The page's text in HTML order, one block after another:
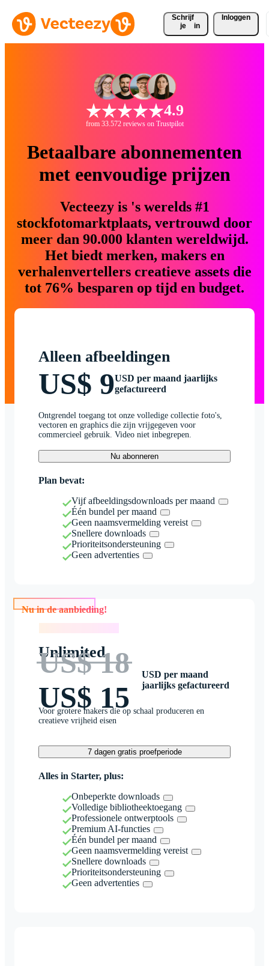
Schrijf
je
in
Inloggen
4.9
from 33.572 reviews on Trustpilot
Betaalbare abonnementen
met eenvoudige prijzen
Vecteezy is 's werelds #1
stockfotomarktplaats, vertrouwd door
meer dan 90.000 klanten wereldwijd.
Het biedt merken, makers en
verhalenvertellers creatieve assets die
tot 76% besparen op tijd en budget.
Alleen afbeeldingen
US$ 9USD per maand jaarlijks
gefactureerd
Ontgrendel toegang tot onze volledige collectie foto's,
vectoren en graphics die zijn vrijgegeven voor
commercieel gebruik. Video niet inbegrepen.
Nu abonneren
Plan bevat:
Vijf afbeeldingsdownloads per maand
Één bundel per maand
Geen naamsvermelding vereist
Snellere downloads
Prioriteitsondersteuning
Geen advertenties
Nu in de aanbieding!
Unlimited
US$ 18
US$ 15
USD per maand
jaarlijks gefactureerd
Voor grotere makers die op schaal produceren en
creatieve vrijheid eisen
7 dagen gratis proefperiode
Alles in Starter, plus:
Onbeperkte downloads
Volledige bibliotheektoegang
Professionele ontwerptools
Premium AI-functies
Één bundel per maand
Geen naamsvermelding vereist
Snellere downloads
Prioriteitsondersteuning
Geen advertenties